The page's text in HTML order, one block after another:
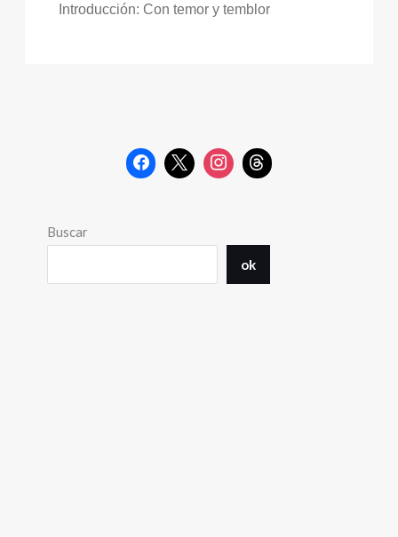
Introducción: Con temor y temblor
Buscar
ok